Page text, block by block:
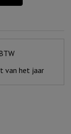
van het jaar